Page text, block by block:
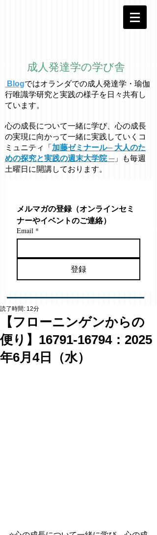
成人発達学の学び舎
Blogではオラ ンダでの成人発達学・ 瑜伽
行唯識学研究と実践の様子を日々共有し
ています。
心の成長について一緒に学び、心の成長
の実現に向かって一緒に実践していくコ
ミュニティ「 加藤ゼミナール─ 大人のた
めの探究と実践の週末大学院 ─」も毎週
土曜日に開講しております。
メルマガの登録（オンラインセミ
ナーやイベントのご連絡）
Email *
登録
【フローニンゲンからの
便り】16791-16794：2025
年6月4日（水）
読了時間: 12分